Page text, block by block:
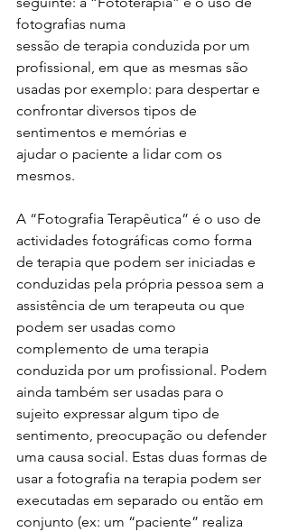
fotografias numa
sessão de terapia conduzida por um
profissional, em que as mesmas são
usadas por exemplo: para despertar e
confrontar diversos tipos de
sentimentos e memórias e
ajudar o paciente a lidar com os
mesmos.
A “Fotografia Terapêutica” é o uso de
actividades fotográficas como forma
de terapia que podem ser iniciadas e
conduzidas pela própria pessoa sem a
assistência de um terapeuta ou que
podem ser usadas como
complemento de uma terapia
conduzida por um profissional. Podem
ainda também ser usadas para o
sujeito expressar algum tipo de
sentimento, preocupação ou defender
uma causa social. Estas duas formas de
usar a fotografia na terapia podem ser
executadas em separado ou então em
conjunto (ex: um “paciente” realiza